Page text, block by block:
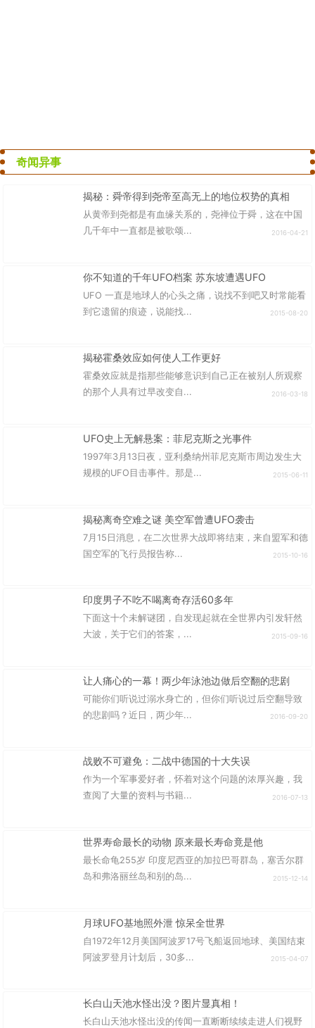
奇闻异事
揭秘：舜帝得到尧帝至高无上的地位权势的真相
从黄帝到尧都是有血缘关系的，尧禅位于舜，这在中国
几千年中一直都是被歌颂...
2016-04-21
你不知道的千年UFO档案 苏东坡遭遇UFO
UFO 一直是地球人的心头之痛，说找不到吧又时常能看
到它遗留的痕迹，说能找...
2015-08-20
揭秘霍桑效应如何使人工作更好
霍桑效应就是指那些能够意识到自己正在被别人所观察
的那个人具有过早改变自...
2016-03-18
UFO史上无解悬案：菲尼克斯之光事件
1997年3月13日夜，亚利桑纳州菲尼克斯市周边发生大
规模的UFO目击事件。那是...
2015-06-11
揭秘离奇空难之谜 美空军曾遭UFO袭击
7月15日消息，在二次世界大战即将结束，来自盟军和德
国空军的飞行员报告称...
2015-10-16
印度男子不吃不喝离奇存活60多年
下面这十个未解谜团，自发现起就在全世界内引发轩然
大波，关于它们的答案，...
2015-09-16
让人痛心的一幕！两少年泳池边做后空翻的悲剧
可能你们听说过溺水身亡的，但你们听说过后空翻导致
的悲剧吗？近日，两少年...
2016-09-20
战败不可避免：二战中德国的十大失误
作为一个军事爱好者，怀着对这个问题的浓厚兴趣，我
查阅了大量的资料与书籍...
2016-07-13
世界寿命最长的动物 原来最长寿命竟是他
最长命龟255岁 印度尼西亚的加拉巴哥群岛，塞舌尔群
岛和弗洛丽丝岛和别的岛...
2015-12-14
月球UFO基地照外泄 惊呆全世界
自1972年12月美国阿波罗17号飞船返回地球、美国结束
阿波罗登月计划后，30多...
2015-04-07
长白山天池水怪出没？图片显真相！
长白山天池水怪出没的传闻一直断断续续走进人们视野